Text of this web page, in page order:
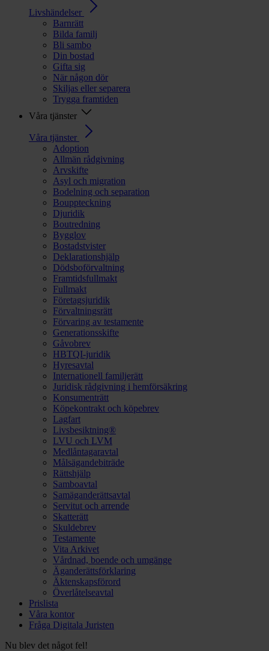
Livshändelser
Barnrätt
Bilda familj
Bli sambo
Din bostad
Gifta sig
När någon dör
Skiljas eller separera
Trygga framtiden
Våra tjänster
Våra tjänster
Adoption
Allmän rådgivning
Arvskifte
Asyl och migration
Bodelning och separation
Bouppteckning
Djuridik
Boutredning
Bygglov
Bostadstvister
Deklarationshjälp
Dödsboförvaltning
Framtidsfullmakt
Fullmakt
Företagsjuridik
Förvaltningsrätt
Förvaring av testamente
Generationsskifte
Gåvobrev
HBTQI-juridik
Hyresavtal
Internationell familjerätt
Juridisk rådgivning i hemförsäkring
Konsumenträtt
Köpekontrakt och köpebrev
Lagfart
Livsbesiktning®
LVU och LVM
Medlåntagaravtal
Målsägandebiträde
Rättshjälp
Samboavtal
Samäganderättsavtal
Servitut och arrende
Skatterätt
Skuldebrev
Testamente
Vita Arkivet
Vårdnad, boende och umgänge
Äganderättsförklaring
Äktenskapsförord
Överlåtelseavtal
Prislista
Våra kontor
Fråga Digitala Juristen
Nu blev det något fel!